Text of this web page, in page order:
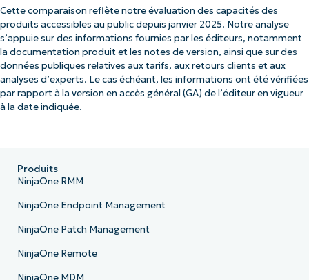
Cette comparaison reflète notre évaluation des capacités des
produits accessibles au public depuis janvier 2025. Notre analyse
s’appuie sur des informations fournies par les éditeurs, notamment
la documentation produit et les notes de version, ainsi que sur des
données publiques relatives aux tarifs, aux retours clients et aux
analyses d’experts. Le cas échéant, les informations ont été vérifiées
par rapport à la version en accès général (GA) de l’éditeur en vigueur
à la date indiquée.
Produits
NinjaOne RMM
NinjaOne Endpoint Management
NinjaOne Patch Management
NinjaOne Remote